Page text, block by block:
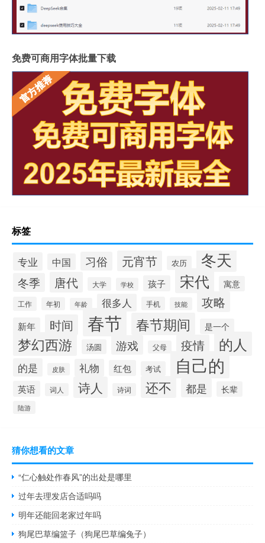
免费可商用字体批量下载
标签
专业 中国 习俗 元宵节 农历 冬天
冬季 唐代 大学 学校 孩子 宋代 寓意
工作 年初 年龄 很多人 手机 技能 攻略
新年 时间 春节 春节期间 是一个
梦幻西游 汤圆 游戏 父母 疫情 的人
的是 皮肤 礼物 红包 考试 自己的
英语 词人 诗人 诗词 还不 都是 长辈
陆游
猜你想看的文章
“仁心触处作春风”的出处是哪里
过年去理发店合适吗吗
明年还能回老家过年吗
狗尾巴草编篮子（狗尾巴草编兔子）